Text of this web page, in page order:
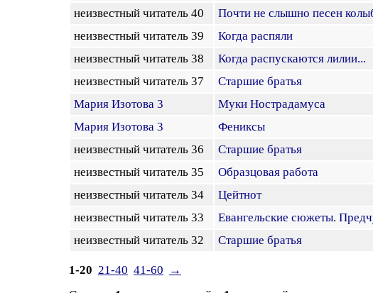
неизвестный читатель 40
Почти не слышно песен
неизвестный читатель 39
Когда распяли
неизвестный читатель 38
Когда распускаются лилии...
неизвестный читатель 37
Старшие братья
Мария Изотова 3
Муки Нострадамуса
Мария Изотова 3
Фениксы
неизвестный читатель 36
Старшие братья
неизвестный читатель 35
Образцовая работа
неизвестный читатель 34
Цейтнот
неизвестный читатель 33
Евангельские сюжеты.
неизвестный читатель 32
Старшие братья
1-20 21-40 41-60
→